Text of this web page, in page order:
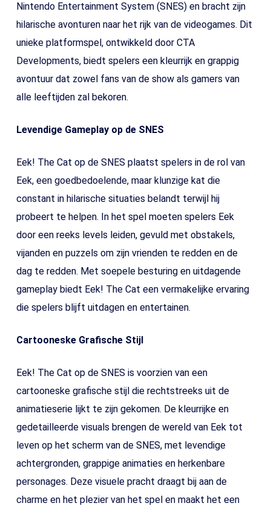
Nintendo Entertainment System (SNES) en bracht zijn
hilarische avonturen naar het rijk van de videogames. Dit
unieke platformspel, ontwikkeld door CTA
Developments, biedt spelers een kleurrijk en grappig
avontuur dat zowel fans van de show als gamers van
alle leeftijden zal bekoren.
Levendige Gameplay op de SNES
Eek! The Cat op de SNES plaatst spelers in de rol van
Eek, een goedbedoelende, maar klunzige kat die
constant in hilarische situaties belandt terwijl hij
probeert te helpen. In het spel moeten spelers Eek
door een reeks levels leiden, gevuld met obstakels,
vijanden en puzzels om zijn vrienden te redden en de
dag te redden. Met soepele besturing en uitdagende
gameplay biedt Eek! The Cat een vermakelijke ervaring
die spelers blijft uitdagen en entertainen.
Cartooneske Grafische Stijl
Eek! The Cat op de SNES is voorzien van een
cartooneske grafische stijl die rechtstreeks uit de
animatieserie lijkt te zijn gekomen. De kleurrijke en
gedetailleerde visuals brengen de wereld van Eek tot
leven op het scherm van de SNES, met levendige
achtergronden, grappige animaties en herkenbare
personages. Deze visuele pracht draagt bij aan de
charme en het plezier van het spel en maakt het een